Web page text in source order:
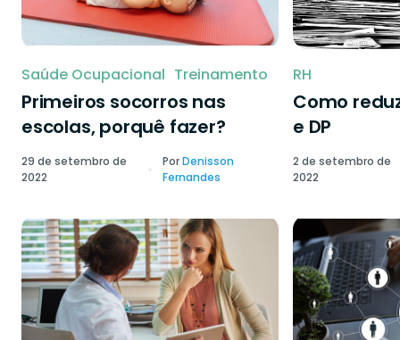
Saúde Ocupacional Treinamento
Primeiros socorros nas
escolas, porquê fazer?
29 de setembro de
2022
PorDenisson
Fernandes
RH
Como
e DP
2 de setembro de
2022